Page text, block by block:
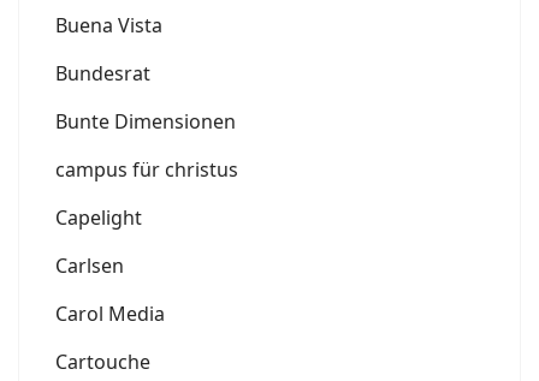
Buena Vista
Bundesrat
Bunte Dimensionen
campus für christus
Capelight
Carlsen
Carol Media
Cartouche